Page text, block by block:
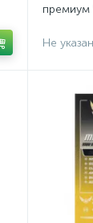
премиум
Не